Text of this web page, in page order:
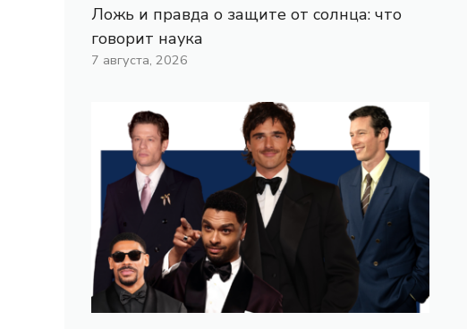
Ложь и правда о защите от солнца: что
говорит наука
7 августа, 2026